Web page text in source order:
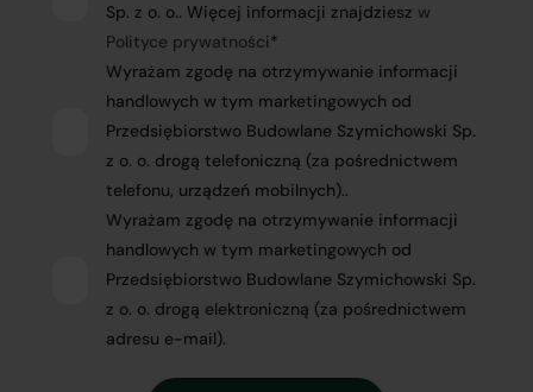
Sp. z o. o.. Więcej informacji znajdziesz w
Polityce prywatności*
Wyrażam zgodę na otrzymywanie informacji
handlowych w tym marketingowych od
Przedsiębiorstwo Budowlane Szymichowski Sp.
z o. o. drogą telefoniczną (za pośrednictwem
telefonu, urządzeń mobilnych)..
Wyrażam zgodę na otrzymywanie informacji
handlowych w tym marketingowych od
Przedsiębiorstwo Budowlane Szymichowski Sp.
z o. o. drogą elektroniczną (za pośrednictwem
adresu e-mail).